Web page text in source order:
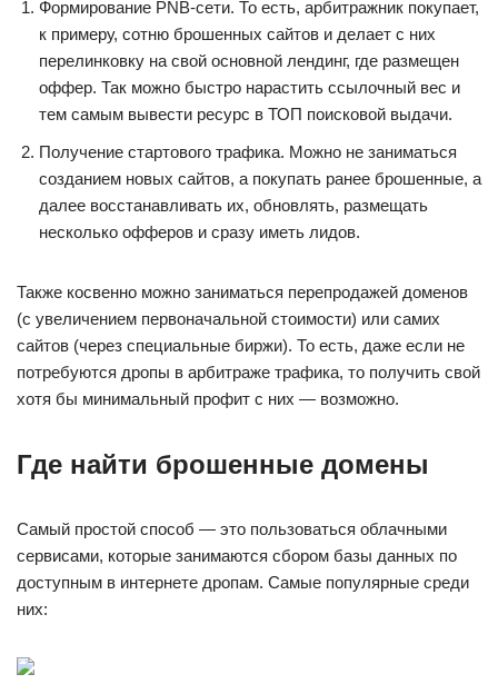
Формирование PNB-сети. То есть, арбитражник покупает,
к примеру, сотню брошенных сайтов и делает с них
перелинковку на свой основной лендинг, где размещен
оффер. Так можно быстро нарастить ссылочный вес и
тем самым вывести ресурс в ТОП поисковой выдачи.
Получение стартового трафика. Можно не заниматься
созданием новых сайтов, а покупать ранее брошенные, а
далее восстанавливать их, обновлять, размещать
несколько офферов и сразу иметь лидов.
Также косвенно можно заниматься перепродажей доменов
(с увеличением первоначальной стоимости) или самих
сайтов (через специальные биржи). То есть, даже если не
потребуются дропы в арбитраже трафика, то получить свой
хотя бы минимальный профит с них — возможно.
Где найти брошенные домены
Самый простой способ — это пользоваться облачными
сервисами, которые занимаются сбором базы данных по
доступным в интернете дропам. Самые популярные среди
них: